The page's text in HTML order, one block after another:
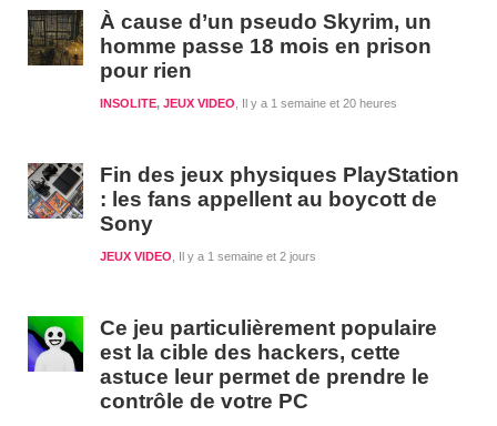
À cause d’un pseudo Skyrim, un
homme passe 18 mois en prison
pour rien
Il y a 1 semaine et 20 heures
INSOLITE, JEUX VIDEO
Fin des jeux physiques PlayStation
: les fans appellent au boycott de
Sony
Il y a 1 semaine et 2 jours
JEUX VIDEO
Ce jeu particulièrement populaire
est la cible des hackers, cette
astuce leur permet de prendre le
contrôle de votre PC